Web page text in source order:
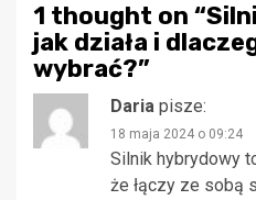
1 thought on “
jak działa i
wybrać?”
Daria pisze:
18 maja 2024 o 09:24
Silnik hybrydowy
że łączy ze sobą